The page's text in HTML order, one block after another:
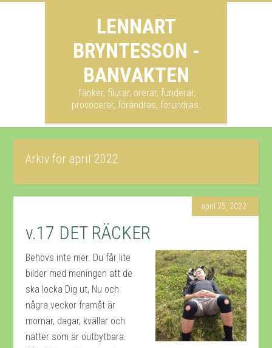
LENNART
BRYNTESSON -
BANVAKTEN
Tänker, filurar, orerar, funderar,
provocerar, förändras, förundras.
Arkiv för april 2022
april 25, 2022
v.17 DET RÄCKER
Behövs inte mer. Du får lite
bilder med meningen att de
ska locka Dig ut, Nu och
några veckor framåt är
mornar, dagar, kvällar och
nätter som är outbytbara.